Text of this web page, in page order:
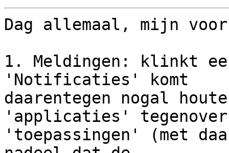
Dag allemaal, mijn
1. Meldingen: klinkt
'Notificaties' komt
daarentegen nogal
'applicaties'
'toepassingen' (met